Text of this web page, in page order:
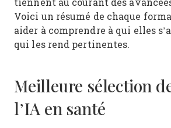
Voici un résumé de chaque
aider à comprendre à qui elles
qui les rend pertinentes.
Meilleure sélection
l’IA en santé